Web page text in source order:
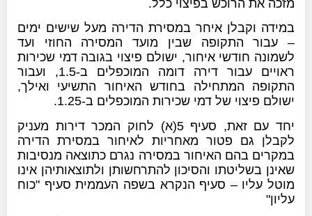
מזכה את הרוכש בפיצוי כלל.
במידה וקבלן איחר במסירת הדירה מעל שישים ימים
– עבור התקופה שבין מועד המסירה החוזי ועד
לשמונה חודשי איחור, ישולם פיצוי בגובה דמי שכירות
ראויים עבור דירה דומה המוכפלים ב-1.5, ועבור
התקופה המתחילה בחודש האיחור התשיעי ואילך,
ישולם פיצוי של דמי שכירות המוכפלים ב-1.25.
יחד עם זאת, סעיף 5(א) לחוק המכר דירות מעניק
לקבלן גם פטור מאחריות לאיחור במסירת הדירה
במקרים בהם האיחור במסירה נגרם כתוצאה מנסיבות
שאינן בשליטתו והסיכון להתרחשותן ולתוצאותיהן אינו
מוטל עליו – סעיף הנקרא בשפה העממית סעיף "כוח
עליון"